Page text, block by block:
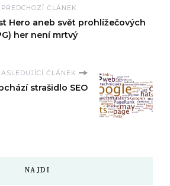
PŘEDCHOZÍ ČLÁNEK
Hero aneb svět prohlížečových
her není mrtvý
ČLÁNEK
strašidlo SEO
NAJDI